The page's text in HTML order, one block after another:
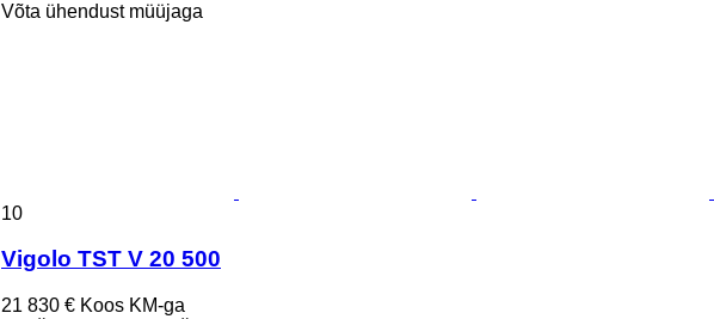
Võta ühendust müüjaga
10
Vigolo TST V 20 500
21 830 € Koos KM-ga